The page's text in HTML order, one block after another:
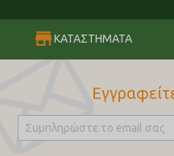
ΚΑΤΑΣΤΗΜΑΤΑ